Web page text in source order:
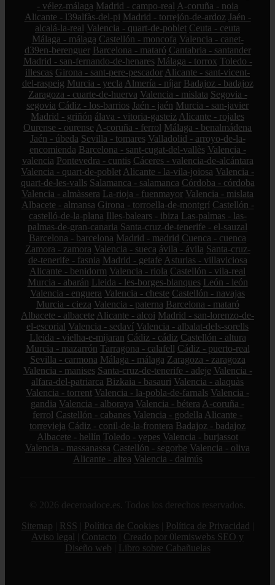
- vélez-málaga Madrid - campo-real A-coruña - noia
Alicante - l39alfàs-del-pi Madrid - torrejón-de-ardoz Jaén -
alcalá-la-real Valencia - quart-de-poblet Ceuta - ceuta
Málaga - málaga Castellón - moncofa Valencia - canet-
d39en-berenguer Barcelona - mataró Cantabria - santander
Madrid - san-fernando-de-henares Málaga - torrox Toledo -
illescas Girona - sant-pere-pescador Alicante - sant-vicent-
del-raspeig Murcia - yecla Almería - níjar Badajoz - badajoz
Zaragoza - cuarte-de-huerva Valencia - mislata Segovia -
segovia Cádiz - los-barrios Jaén - jaén Murcia - san-javier
Madrid - griñón álava - vitoria-gasteiz Alicante - rojales
Ourense - ourense A-coruña - ferrol Málaga - benalmádena
Jaén - úbeda Sevilla - tomares Valladolid - arroyo-de-la-
encomienda Barcelona - sant-cugat-del-vallès Valencia -
valencia Pontevedra - cuntis Cáceres - valencia-de-alcántara
Valencia - quart-de-poblet Alicante - la-vila-joiosa Valencia -
quart-de-les-valls Salamanca - salamanca Córdoba - córdoba
Valencia - almàssera La-rioja - fuenmayor Valencia - mislata
Albacete - almansa Girona - torroella-de-montgrí Castellón -
castelló-de-la-plana Illes-balears - ibiza Las-palmas - las-
palmas-de-gran-canaria Santa-cruz-de-tenerife - el-sauzal
Barcelona - barcelona Madrid - madrid Cuenca - cuenca
Zamora - zamora Valencia - sueca ávila - ávila Santa-cruz-
de-tenerife - fasnia Madrid - getafe Asturias - villaviciosa
Alicante - benidorm Valencia - riola Castellón - vila-real
Murcia - abarán Lleida - les-borges-blanques León - león
Valencia - enguera Valencia - cheste Castellón - navajas
Murcia - cieza Valencia - paterna Barcelona - mataró
Albacete - albacete Alicante - alcoi Madrid - san-lorenzo-de-
el-escorial Valencia - sedaví Valencia - albalat-dels-sorells
Lleida - vielha-e-mijaran Cádiz - cádiz Castellón - altura
Murcia - mazarrón Tarragona - calafell Cádiz - puerto-real
Sevilla - carmona Málaga - málaga Zaragoza - zaragoza
Valencia - manises Santa-cruz-de-tenerife - adeje Valencia -
alfara-del-patriarca Bizkaia - basauri Valencia - alaquàs
Valencia - torrent Valencia - la-pobla-de-farnals Valencia -
gandia Valencia - alboraya Valencia - bétera A-coruña -
ferrol Castellón - cabanes Valencia - godella Alicante -
torrevieja Cádiz - conil-de-la-frontera Badajoz - badajoz
Albacete - hellín Toledo - yepes Valencia - burjassot
Valencia - massanassa Castellón - segorbe Valencia - oliva
Alicante - altea Valencia - daimús
© 2026 deceroadoce.es. Todos los derechos reservados.
Sitemap
RSS Política de Cookies Política de Privacidad
Aviso legal
Contacto
Creado por 0lemiswebs SEO y
Diseño web
Libro sobre Cabañuelas